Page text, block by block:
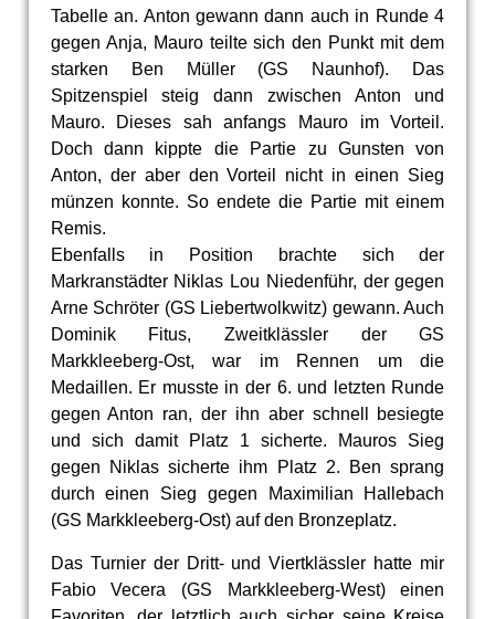
Tabelle an. Anton gewann dann auch in Runde 4
gegen Anja, Mauro teilte sich den Punkt mit dem
starken Ben Müller (GS Naunhof). Das
Spitzenspiel steig dann zwischen Anton und
Mauro. Dieses sah anfangs Mauro im Vorteil.
Doch dann kippte die Partie zu Gunsten von
Anton, der aber den Vorteil nicht in einen Sieg
münzen konnte. So endete die Partie mit einem
Remis.
Ebenfalls in Position brachte sich der
Markranstädter Niklas Lou Niedenführ, der gegen
Arne Schröter (GS Liebertwolkwitz) gewann. Auch
Dominik Fitus, Zweitklässler der GS
Markkleeberg-Ost, war im Rennen um die
Medaillen. Er musste in der 6. und letzten Runde
gegen Anton ran, der ihn aber schnell besiegte
und sich damit Platz 1 sicherte. Mauros Sieg
gegen Niklas sicherte ihm Platz 2. Ben sprang
durch einen Sieg gegen Maximilian Hallebach
(GS Markkleeberg-Ost) auf den Bronzeplatz.
Das Turnier der Dritt- und Viertklässler hatte mir
Fabio Vecera (GS Markkleeberg-West) einen